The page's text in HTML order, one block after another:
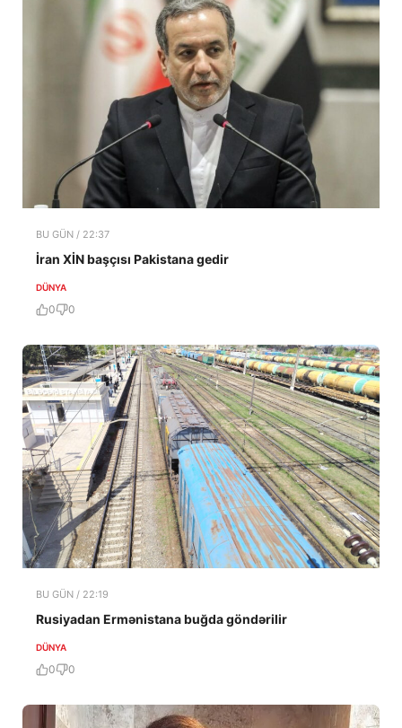
BU GÜN / 22:37
İran XİN başçısı Pakistana gedir
DÜNYA
0 0
BU GÜN / 22:19
Rusiyadan Ermənistana buğda göndərilir
DÜNYA
0 0